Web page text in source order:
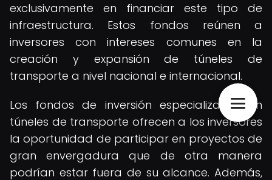
exclusivamente en financiar este tipo de
infraestructura. Estos fondos reúnen a
inversores con intereses comunes en la
creación y expansión de túneles de
transporte a nivel nacional e internacional.
Los fondos de inversión especializados en
túneles de transporte ofrecen a los inversores
la oportunidad de participar en proyectos de
gran envergadura que de otra manera
podrían estar fuera de su alcance. Además,